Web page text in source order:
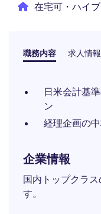
在宅可・ハイ
職務内容 求人情報
日米会計基
ン
経理企画の
企業情報
国内トップクラ
す。